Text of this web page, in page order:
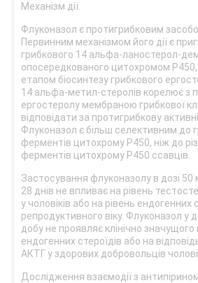
Механізм дії.
Флуконазол є протигрибковим
Первинним механізмом його дії є
грибкового 14 альфа-ланостерол-
опосередкованого цитохромом Р450,
етапом біосинтезу грибкового
14 альфа-метил-стеролів корелює
ергостеролу мембраною грибкової
відповідати за протигрибкову
Флуконазол є більш селективним до
ферментів цитохрому Р450, ніж до
ферментів цитохрому Р450 ссавців.
Застосування флуконазолу в дозі 50
28 днів не впливає на рівень
у чоловіків або на рівень ендогенних
репродуктивного віку. Флуконазол у
добу не проявляє клінічно значущого
ендогенних стероїдів або на
АКТГ у здорових добровольців
Дослідження взаємодії з